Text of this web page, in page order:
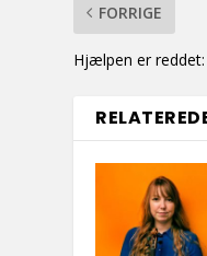
FORRIGE
Hjælpen er